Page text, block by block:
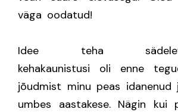
väga oodatud!
Idee teha
kehakaunistusi oli enne
jõudmist minu peas idanenud
umbes aastakese. Nägin kui